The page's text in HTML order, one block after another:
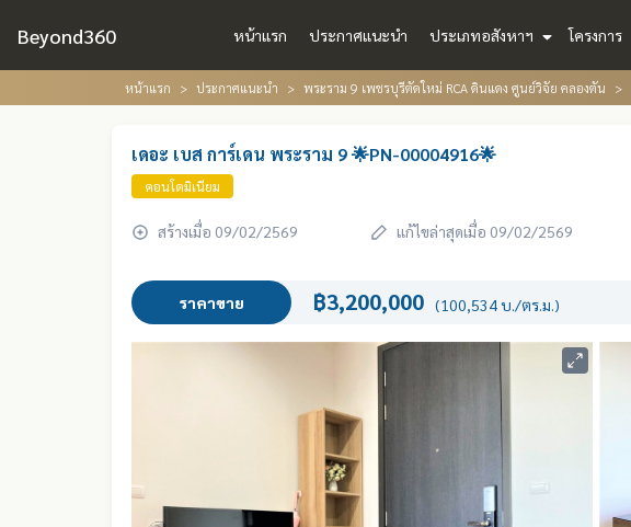
Beyond360 หน้าแรก ประกาศแนะนำ ประเภทอสังหาฯ โครงการ
หน้าแรก ประกาศแนะนำ พระราม 9 เพชรบุรีตัดใหม่ RCA ดินแดง ศูนย์วิจัย คลองตัน
เดอะ เบส การ์เดน พระราม 9 🌟PN-00004916🌟
คอนโดมิเนียม
สร้างเมื่อ 09/02/2569 แก้ไขล่าสุดเมื่อ 09/02/2569
ราคาขาย ฿3,200,000 (100,534 บ./ตร.ม.)